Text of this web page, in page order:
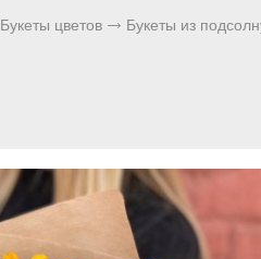
Букеты цветов Букеты из